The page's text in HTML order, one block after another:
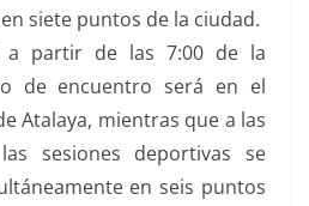
siete puntos de la ciudad.
a partir de las 7:00 de la
de encuentro será en el
Atalaya, mientras que a las
sesiones deportivas se
en seis puntos